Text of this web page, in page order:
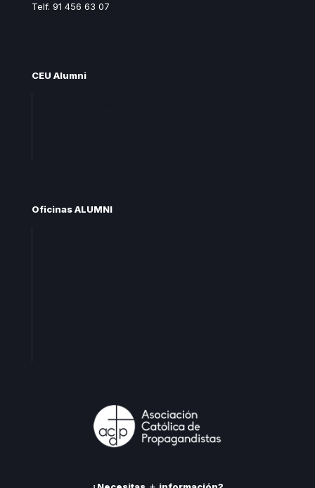
Telf. 91 456 63 07
CEU Alumni
Oficinas ALUMNI